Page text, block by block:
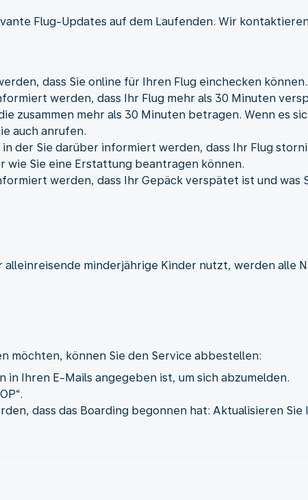
Flug-Updates auf dem Laufenden. Wir
dass Sie online für Ihren Flug einchecken können.
werden, dass Ihr Flug mehr als 30 Minuten
zusammen mehr als 30 Minuten betragen. Wenn es
auch anrufen.
der Sie darüber informiert werden, dass Ihr Flug
wie Sie eine Erstattung beantragen können.
werden, dass Ihr Gepäck verspätet ist und was
minderjährige Kinder nutzt, werden alle
möchten, können Sie den Service abbestellen:
in Ihren E-Mails angegeben ist, um sich abzumelden.
dass das Boarding begonnen hat: Aktualisieren Sie